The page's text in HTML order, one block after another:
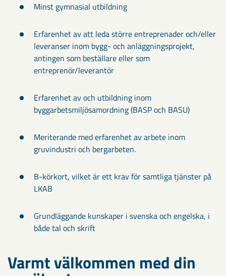
Minst gymnasial utbildning
Erfarenhet av att leda större entreprenader och/eller
leveranser inom bygg- och anläggningsprojekt,
antingen som beställare eller som
entreprenör/leverantör
Erfarenhet av och utbildning inom
byggarbetsmiljösamordning (BASP och BASU)
Meriterande med erfarenhet av arbete inom
gruvindustri och bergarbeten.
B-körkort, vilket är ett krav för samtliga tjänster på
LKAB
Grundläggande kunskaper i svenska och engelska, i
både tal och skrift
Varmt välkommen med din